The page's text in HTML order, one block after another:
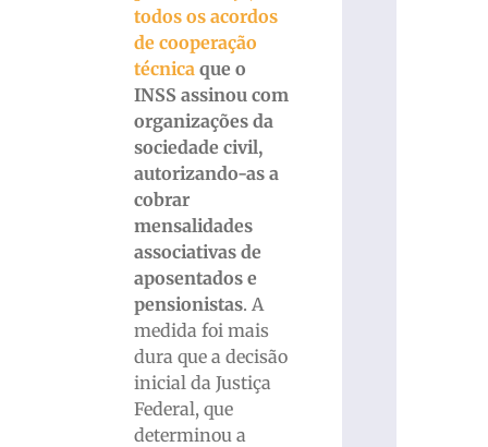
todos os acordos
de cooperação
técnica que o
INSS assinou com
organizações da
sociedade civil,
autorizando-as a
cobrar
mensalidades
associativas de
aposentados e
pensionistas. A
medida foi mais
dura que a decisão
inicial da Justiça
Federal, que
determinou a